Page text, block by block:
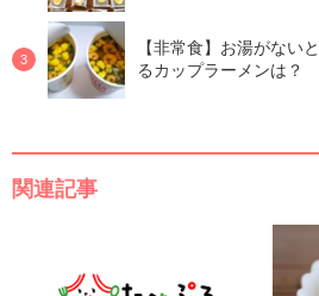
【非常食】お湯がない
るカップラーメンは？
関連記事